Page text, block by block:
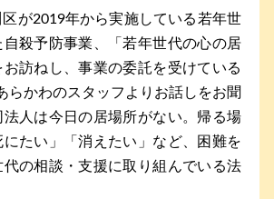
が2019年から実施している若年世
殺予防事業、「若年世代の心の居
訪ねし、事業の委託を受けている
らかわのスタッフよりお話しをお聞
法人は今日の居場所がない。帰る場
にたい」「消えたい」など、困難を
の相談・支援に取り組んでいる法